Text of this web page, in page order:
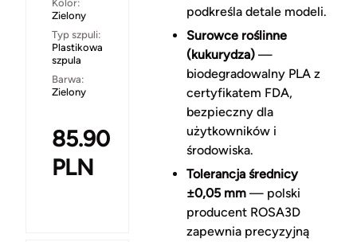
Kolor:
Zielony
Typ szpuli:
Plastikowa
szpula
Barwa:
Zielony
85.90
PLN
podkreśla detale modeli.
Surowce roślinne
(kukurydza)—
biodegradowalny PLA z
certyfikatem FDA,
bezpieczny dla
użytkowników i
środowiska.
Tolerancja średnicy
±0,05 mm— polski
producent ROSA3D
zapewnia precyzyjną